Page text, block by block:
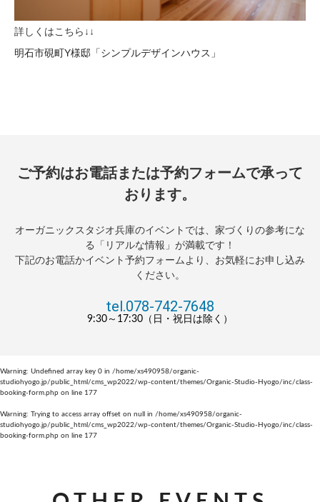
詳しくはこちら↓↓
明石市硯町Y様邸「シンプルデザインハウス」
ご予約はお電話または予約フォームで承って
おります。
オーガニックスタジオ兵庫のイベントでは、家づくりの参考にな
る「リアルな情報」が満載です！
下記のお電話かイベント予約フォームより、お気軽にお申し込み
ください。
tel.078-742-7648
9:30～17:30（日・祝日は除く）
Warning: Undefined array key 0 in /home/xs490958/organic-
studiohyogo.jp/public_html/cms_wp2022/wp-content/themes/Organic-Studio-Hyogo/inc/class-
booking-form.php on line 177
Warning: Trying to access array offset on null in /home/xs490958/organic-
studiohyogo.jp/public_html/cms_wp2022/wp-content/themes/Organic-Studio-Hyogo/inc/class-
booking-form.php on line 177